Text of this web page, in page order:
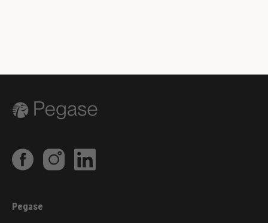
Pegase